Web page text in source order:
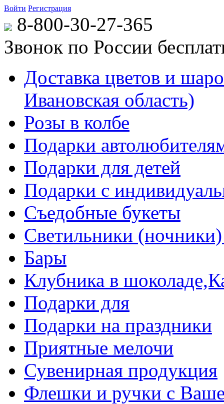
Войти Регистрация
8-800-30-27-365
Звонок по России
Доставка цветов и
Ивановская область)
Розы в колбе
Подарки
Подарки для детей
Подарки с
Съедобные букеты
Светильники
Бары
Клубника в
Подарки для
Подарки на праздники
Приятные мелочи
Сувенирная продукция
Флешки и ручки с